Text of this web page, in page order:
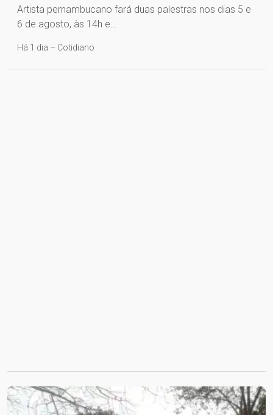
Artista pernambucano fará duas palestras nos dias 5 e
6 de agosto, às 14h e…
Há 1 dia – Cotidiano